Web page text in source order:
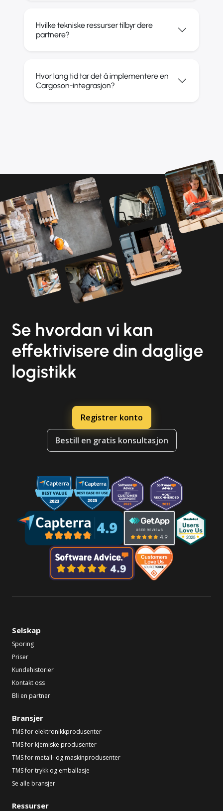
Hvilke tekniske ressurser tilbyr dere
partnere?
Hvor lang tid tar det å implementere en
Cargoson-integrasjon?
Se hvordan vi kan
effektivisere din daglige
logistikk
Registrer konto
Bestill en gratis konsultasjon
Selskap
Sporing
Priser
Kundehistorier
Kontakt oss
Bli en partner
Bransjer
TMS for elektronikkprodusenter
TMS for kjemiske produsenter
TMS for metall- og maskinprodusenter
TMS for trykk og emballasje
Se alle bransjer
Ressurser